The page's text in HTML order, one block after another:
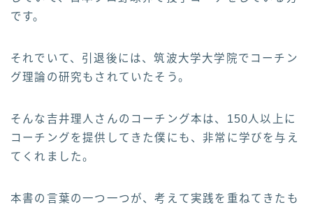
です。
それでいて、引退後には、筑波大学大学院でコーチン
グ理論の研究もされていたそう。
そんな吉井理人さんのコーチング本は、150人以上に
コーチングを提供してきた僕にも、非常に学びを与え
てくれました。
本書の言葉の一つ一つが、考えて実践を重ねてきたも